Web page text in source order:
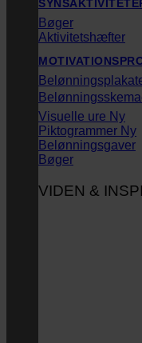
Bøger
Aktivitetshæfter
Visuelle ure
Piktogrammer
Belønningsgaver
Bøger
VIDEN &